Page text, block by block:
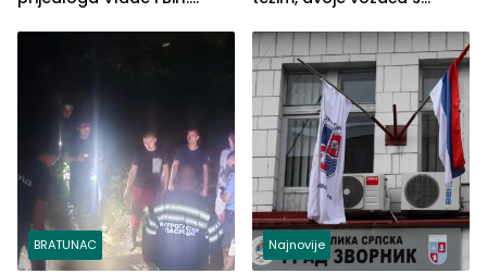
rješenje
BRATUNAC Najnovije